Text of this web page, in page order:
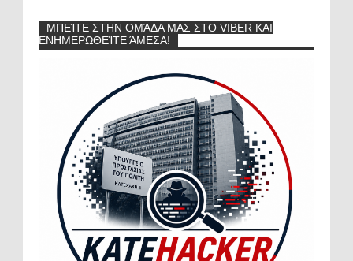
ΜΠΕΊΤΕ ΣΤΗΝ ΟΜΆΔΑ ΜΑΣ ΣΤΟ VIBER ΚΑΙ
ΕΝΗΜΕΡΩΘΕΊΤΕ ΆΜΕΣΑ!